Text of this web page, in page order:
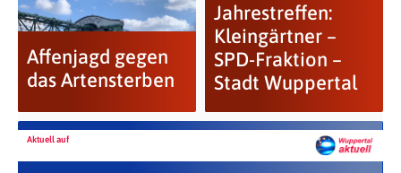
Affenjagd gegen
das Artensterben
Jahrestreffen:
Kleingärtner –
SPD-Fraktion –
Stadt Wuppertal
Aktuell auf